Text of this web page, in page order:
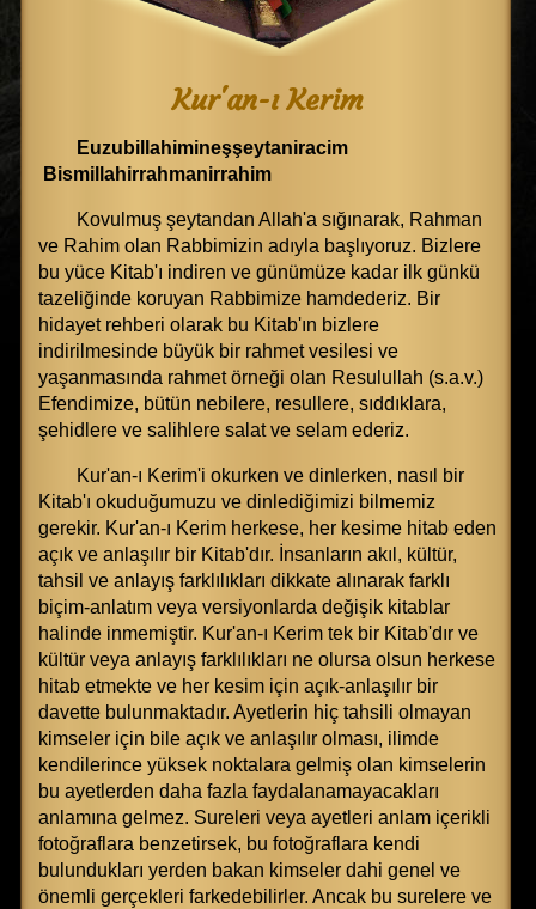
Kur'an-ı Kerim
Euzubillahimineşşeytaniracim
Bismillahirrahmanirrahim
Kovulmuş şeytandan Allah'a sığınarak, Rahman
ve Rahim olan Rabbimizin adıyla başlıyoruz. Bizlere
bu yüce Kitab'ı indiren ve günümüze kadar ilk günkü
tazeliğinde koruyan Rabbimize hamdederiz. Bir
hidayet rehberi olarak bu Kitab'ın bizlere
indirilmesinde büyük bir rahmet vesilesi ve
yaşanmasında rahmet örneği olan Resulullah (s.a.v.)
Efendimize, bütün nebilere, resullere, sıddıklara,
şehidlere ve salihlere salat ve selam ederiz.
Kur'an-ı Kerim'i okurken ve dinlerken, nasıl bir
Kitab'ı okuduğumuzu ve dinlediğimizi bilmemiz
gerekir. Kur'an-ı Kerim herkese, her kesime hitab eden
açık ve anlaşılır bir Kitab'dır. İnsanların akıl, kültür,
tahsil ve anlayış farklılıkları dikkate alınarak farklı
biçim-anlatım veya versiyonlarda değişik kitablar
halinde inmemiştir. Kur'an-ı Kerim tek bir Kitab'dır ve
kültür veya anlayış farklılıkları ne olursa olsun herkese
hitab etmekte ve her kesim için açık-anlaşılır bir
davette bulunmaktadır. Ayetlerin hiç tahsili olmayan
kimseler için bile açık ve anlaşılır olması, ilimde
kendilerince yüksek noktalara gelmiş olan kimselerin
bu ayetlerden daha fazla faydalanamayacakları
anlamına gelmez. Sureleri veya ayetleri anlam içerikli
fotoğraflara benzetirsek, bu fotoğraflara kendi
bulundukları yerden bakan kimseler dahi genel ve
önemli gerçekleri farkedebilirler. Ancak bu surelere ve